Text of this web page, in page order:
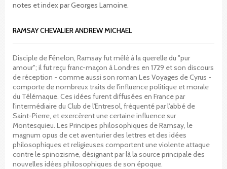
notes et index par Georges Lamoine.
RAMSAY CHEVALIER ANDREW MICHAEL
Disciple de Fénelon, Ramsay fut mêlé à la querelle du "pur
amour"; il fut reçu franc-maçon à Londres en 1729 et son discours
de réception - comme aussi son roman Les Voyages de Cyrus -
comporte de nombreux traits de l'influence politique et morale
du Télémaque. Ces idées furent diffusées en France par
l'intermédiaire du Club de l'Entresol, fréquenté par l'abbé de
Saint-Pierre, et exercèrent une certaine influence sur
Montesquieu. Les Principes philosophiques de Ramsay, le
magnum opus de cet aventurier des lettres et des idées
philosophiques et religieuses comportent une violente attaque
contre le spinozisme, désignant par là la source principale des
nouvelles idées philosophiques de son époque.